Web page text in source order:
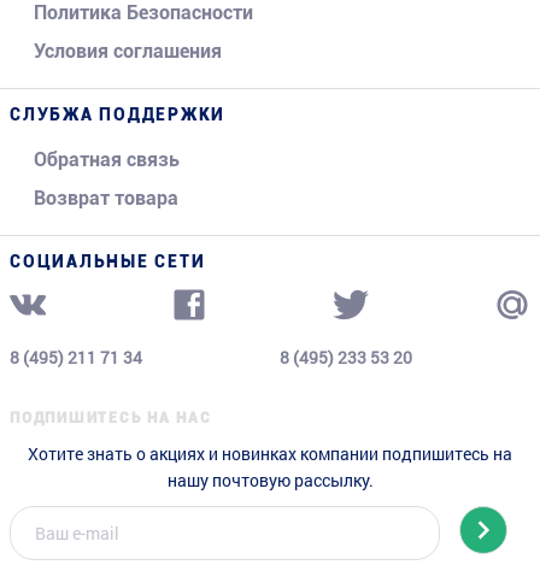
Политика Безопасности
Условия соглашения
СЛУБЖА ПОДДЕРЖКИ
Обратная связь
Возврат товара
СОЦИАЛЬНЫЕ СЕТИ
8 (495) 211 71 34 8 (495) 233 53 20
ПОДПИШИТЕСЬ НА НАС
Хотите знать о акциях и новинках компании подпишитесь на
нашу почтовую рассылку.